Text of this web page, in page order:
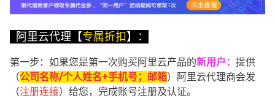
阿里云代理【专属折扣】：
第一步：如果您是第一次购买阿里云产品的新用户 ： 提供
（公司名称/个人姓名+手机号；邮箱）阿里云代理商会发
（注册连接）给您，完成账号注册及认证。